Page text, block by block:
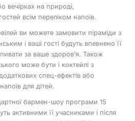
вечірках на природі,
всім переліком напоїв.
ви можете замовити піраміди з
і ваші гості будуть впевнено її
за ваше здоров’я. Також
може бути і коктейлі з
спец-ефектів або
для дітей.
бармен-шоу програми 15
активними її учасниками і після